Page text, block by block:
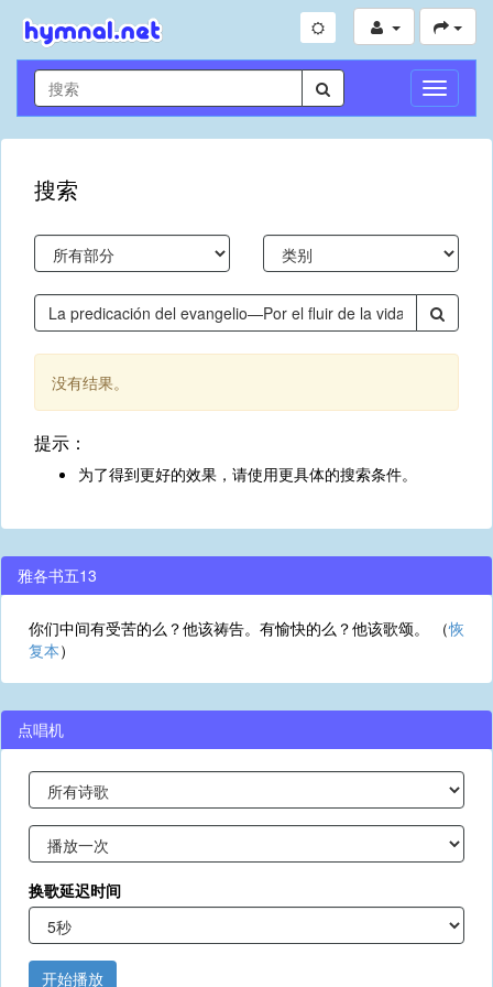
切
换
导
搜索
没有结果。
提示：
为了得到更好的效果，请使用更具体的搜索条件。
雅各书五13
你们中间有受苦的么？他该祷告。有愉快的么？他该歌颂。 （恢
复本）
点唱机
换歌延迟时间
开始播放